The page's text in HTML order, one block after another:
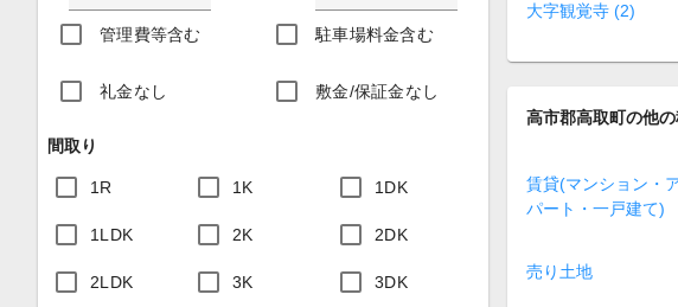
管理費等含む 駐車場料金含む
礼金なし 敷金/保証金なし
間取り
1R 1K 1DK
1LDK 2K 2DK
2LDK 3K 3DK
大字観覚寺 (2)
高市郡高取町の他
賃貸(マンション・
パート・一戸建て)
売り土地